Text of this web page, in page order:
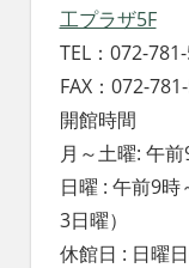
工プラザ5F
TEL：072-
FAX：072-
開館時間
月～土曜: 午
日曜 : 午前9
3日曜）
休館日 : 日曜